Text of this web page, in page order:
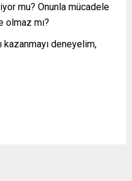
mu? Onunla mücadele
mı?
kazanmayı deneyelim,